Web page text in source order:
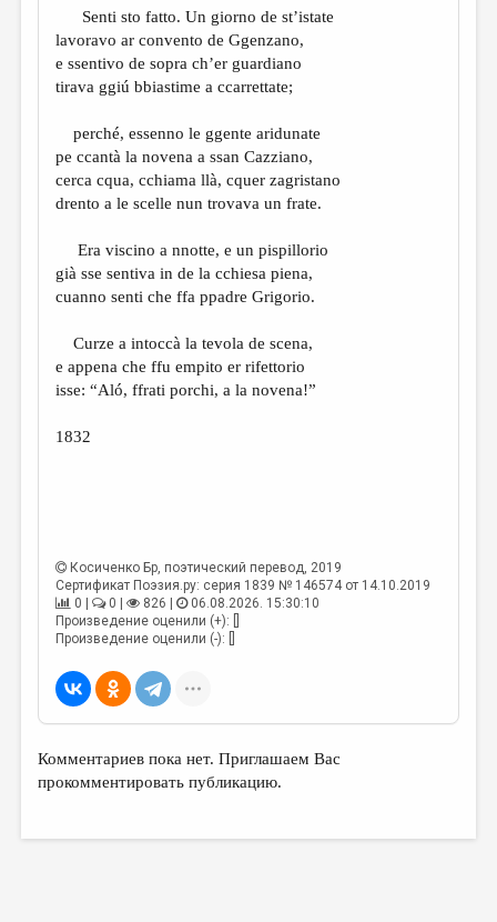
ЛИТЕРАТУРОВЕДЕНИЕ
КУЛЬТУРОВЕДЕНИЕ
ПУБЛИЦИСТИКА
РЕЦЕНЗИРОВАНИЕ
ЦИКЛЫ ПУБЛИКАЦИЙ
ТРЕДИАКОВСКИЙ
МЕДИА
ВКОНТАКТЕ
Senti sto fatto. Un giorno de st’istate
lavoravo ar convento de Ggenzano,
e ssentivo de sopra ch’er guardiano
tirava ggiú bbiastime a ccarrettate;
perché, essenno le ggente aridunate
pe ccantà la novena a ssan Cazziano,
cerca cqua, cchiama llà, cquer zagristano
drento a le scelle nun trovava un frate.
Era viscino a nnotte, e un pispillorio
già sse sentiva in de la cchiesa piena,
cuanno senti che ffa ppadre Grigorio.
Curze a intoccà la tevola de scena,
e appena che ffu empito er rifettorio
isse: “Aló, ffrati porchi, a la novena!”
1832
Косиченко Бр, поэтический перевод, 2019
Сертификат Поэзия.ру: серия 1839 № 146574 от 14.10.2019
0 |
0 | 826 |
06.08.2026. 15:30:10
Произведение оценили (+): []
Произведение оценили (-): []
Комментариев пока нет. Приглашаем Вас
прокомментировать публикацию.